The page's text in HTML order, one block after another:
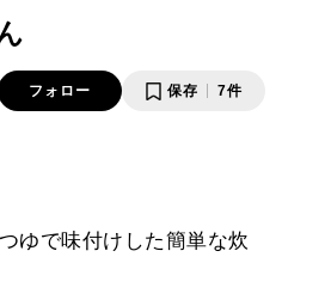
フォロー 保存 7件
ゆで味付けした簡単な炊